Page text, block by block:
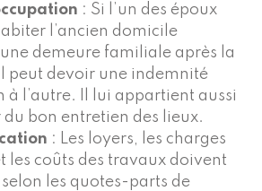
: Si l’un des époux
l’ancien domicile
demeure familiale après la
peut devoir une indemnité
à l’autre. Il lui appartient aussi
du bon entretien des lieux.
: Les loyers, les charges
les coûts des travaux doivent
les quotes-parts de